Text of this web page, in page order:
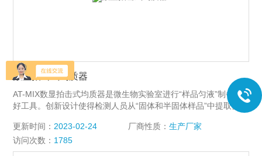
数显拍击式均质器
AT-MIX数显拍击式均质器是微生物实验室进行“样品匀液”制备的
好工具。创新设计使得检测人员从“固体和半固体样品”中提取微生
袋中，然后将均质袋放入均质器中，关上可视窗门，即开始并完
成样品的混合均质处理。
更新时间：2023-02-24 厂商性质： 生产厂家
访问次数： 1785